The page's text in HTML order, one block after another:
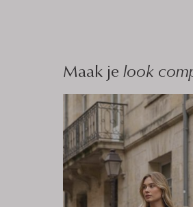
Maak je look